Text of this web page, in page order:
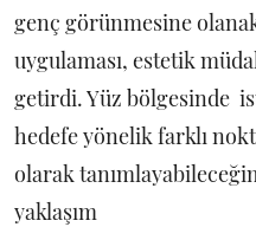
genç görünmesine
uygulaması, estetik
getirdi. Yüz bölgesinde
hedefe yönelik farklı
olarak
yaklaşım